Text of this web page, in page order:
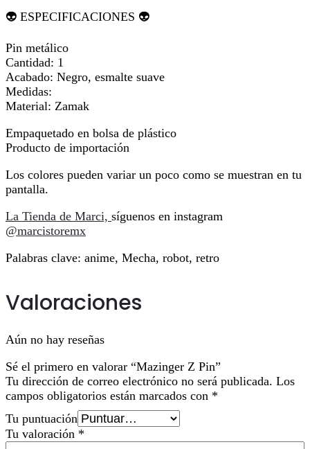
👽 ESPECIFICACIONES 👽
Pin metálico
Cantidad: 1
Acabado: Negro, esmalte suave
Medidas:
Material: Zamak
Empaquetado en bolsa de plástico
Producto de importación
Los colores pueden variar un poco como se muestran en tu
pantalla.
La Tienda de Marci, síguenos en instagram
@marcistoremx
Palabras clave: anime, Mecha, robot, retro
Valoraciones
Aún no hay reseñas
Sé el primero en valorar “Mazinger Z Pin”
Tu dirección de correo electrónico no será publicada. Los
campos obligatorios están marcados con *
Tu puntuación
Tu valoración *